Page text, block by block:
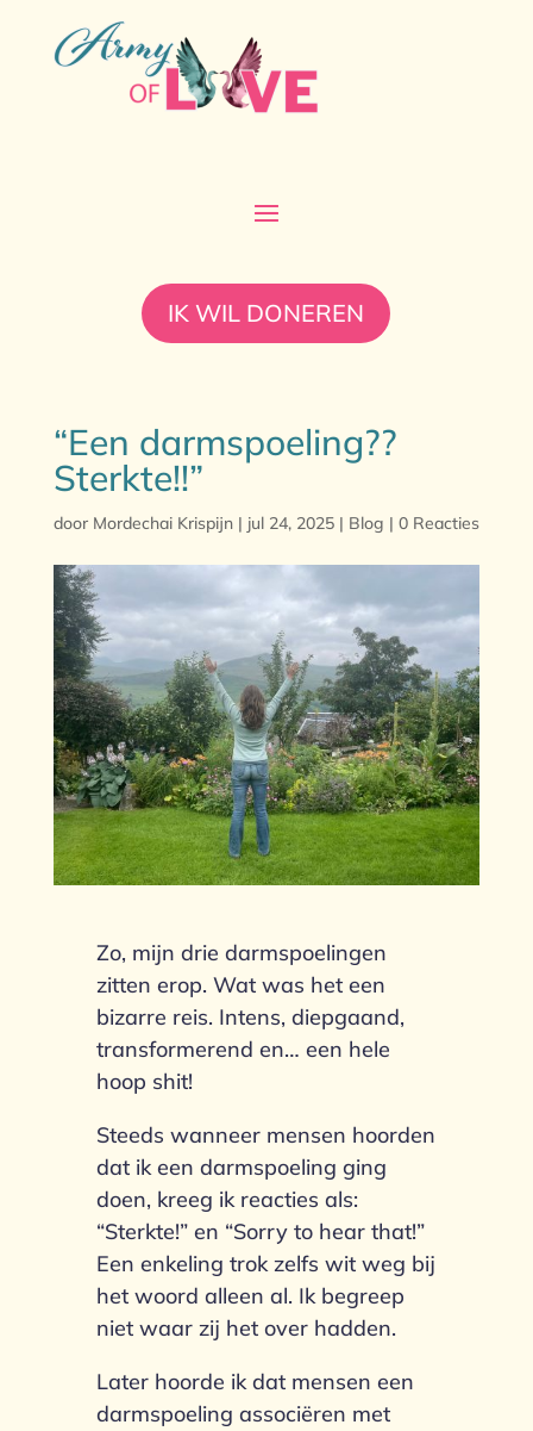
IK WIL DONEREN
“Een darmspoeling??
Sterkte!!”
door Mordechai Krispijn| jul 24, 2025| Blog | 0 Reacties
Zo, mijn drie darmspoelingen
zitten erop. Wat was het een
bizarre reis. Intens, diepgaand,
transformerend en… een hele
hoop shit!
Steeds wanneer mensen hoorden
dat ik een darmspoeling ging
doen, kreeg ik reacties als:
“Sterkte!” en “Sorry to hear that!”
Een enkeling trok zelfs wit weg bij
het woord alleen al. Ik begreep
niet waar zij het over hadden.
Later hoorde ik dat mensen een
darmspoeling associëren met